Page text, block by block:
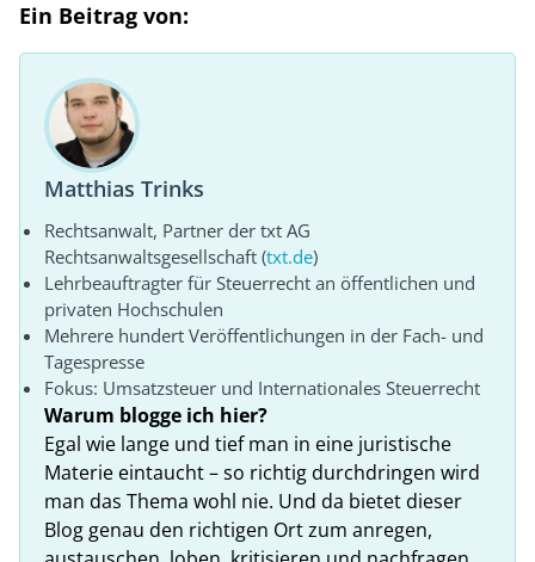
Ein Beitrag von:
Matthias Trinks
Rechtsanwalt, Partner der txt AG
Rechtsanwaltsgesellschaft (txt.de)
Lehrbeauftragter für Steuerrecht an öffentlichen und
privaten Hochschulen
Mehrere hundert Veröffentlichungen in der Fach- und
Tagespresse
Fokus: Umsatzsteuer und Internationales Steuerrecht
Warum blogge ich hier?
Egal wie lange und tief man in eine juristische
Materie eintaucht – so richtig durchdringen wird
man das Thema wohl nie. Und da bietet dieser
Blog genau den richtigen Ort zum anregen,